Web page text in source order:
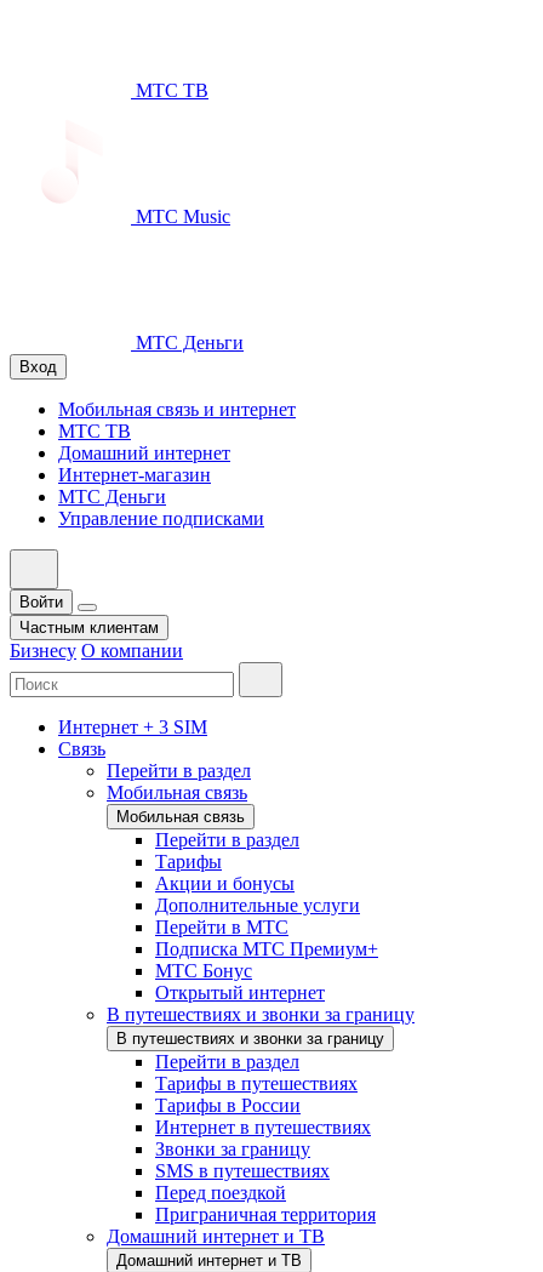
МТС ТВ
МТС Music
МТС Деньги
Вход
Мобильная связь и интернет
МТС ТВ
Домашний интернет
Интернет-магазин
МТС Деньги
Управление подписками
Войти
Частным клиентам
Бизнесу О компании
Интернет + 3 SIM
Связь
Перейти в раздел
Мобильная связь
Мобильная связь
Перейти в раздел
Тарифы
Акции и бонусы
Дополнительные услуги
Перейти в МТС
Подписка МТС Премиум+
МТС Бонус
Открытый интернет
В путешествиях и звонки за границу
В путешествиях и звонки за границу
Перейти в раздел
Тарифы в путешествиях
Тарифы в России
Интернет в путешествиях
Звонки за границу
SMS в путешествиях
Перед поездкой
Приграничная территория
Домашний интернет и ТВ
Домашний интернет и ТВ